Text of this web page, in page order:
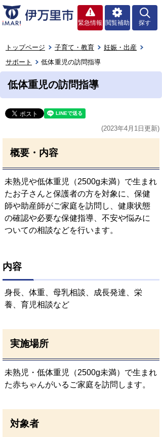
緊急情報 閲覧補助 探す
トップページ 子育て・教育
妊娠・出産
サポート
低体重児の訪問指導
低体重児の訪問指導
(2023年4月1日更新)
概要・内容
未熟児や低体重児（2500g未満）で生まれ
たお子さんと保護者の方を対象に、保健
師や助産師がご家庭を訪問し、健康状態
の確認や必要な保健指導、不安や悩みに
ついての相談などを行います。
内容
身長、体重、母乳相談、成長発達、栄
養、育児相談など
実施場所
未熟児・低体重児（2500g未満）で生まれ
た赤ちゃんがいるご家庭を訪問します。
対象者